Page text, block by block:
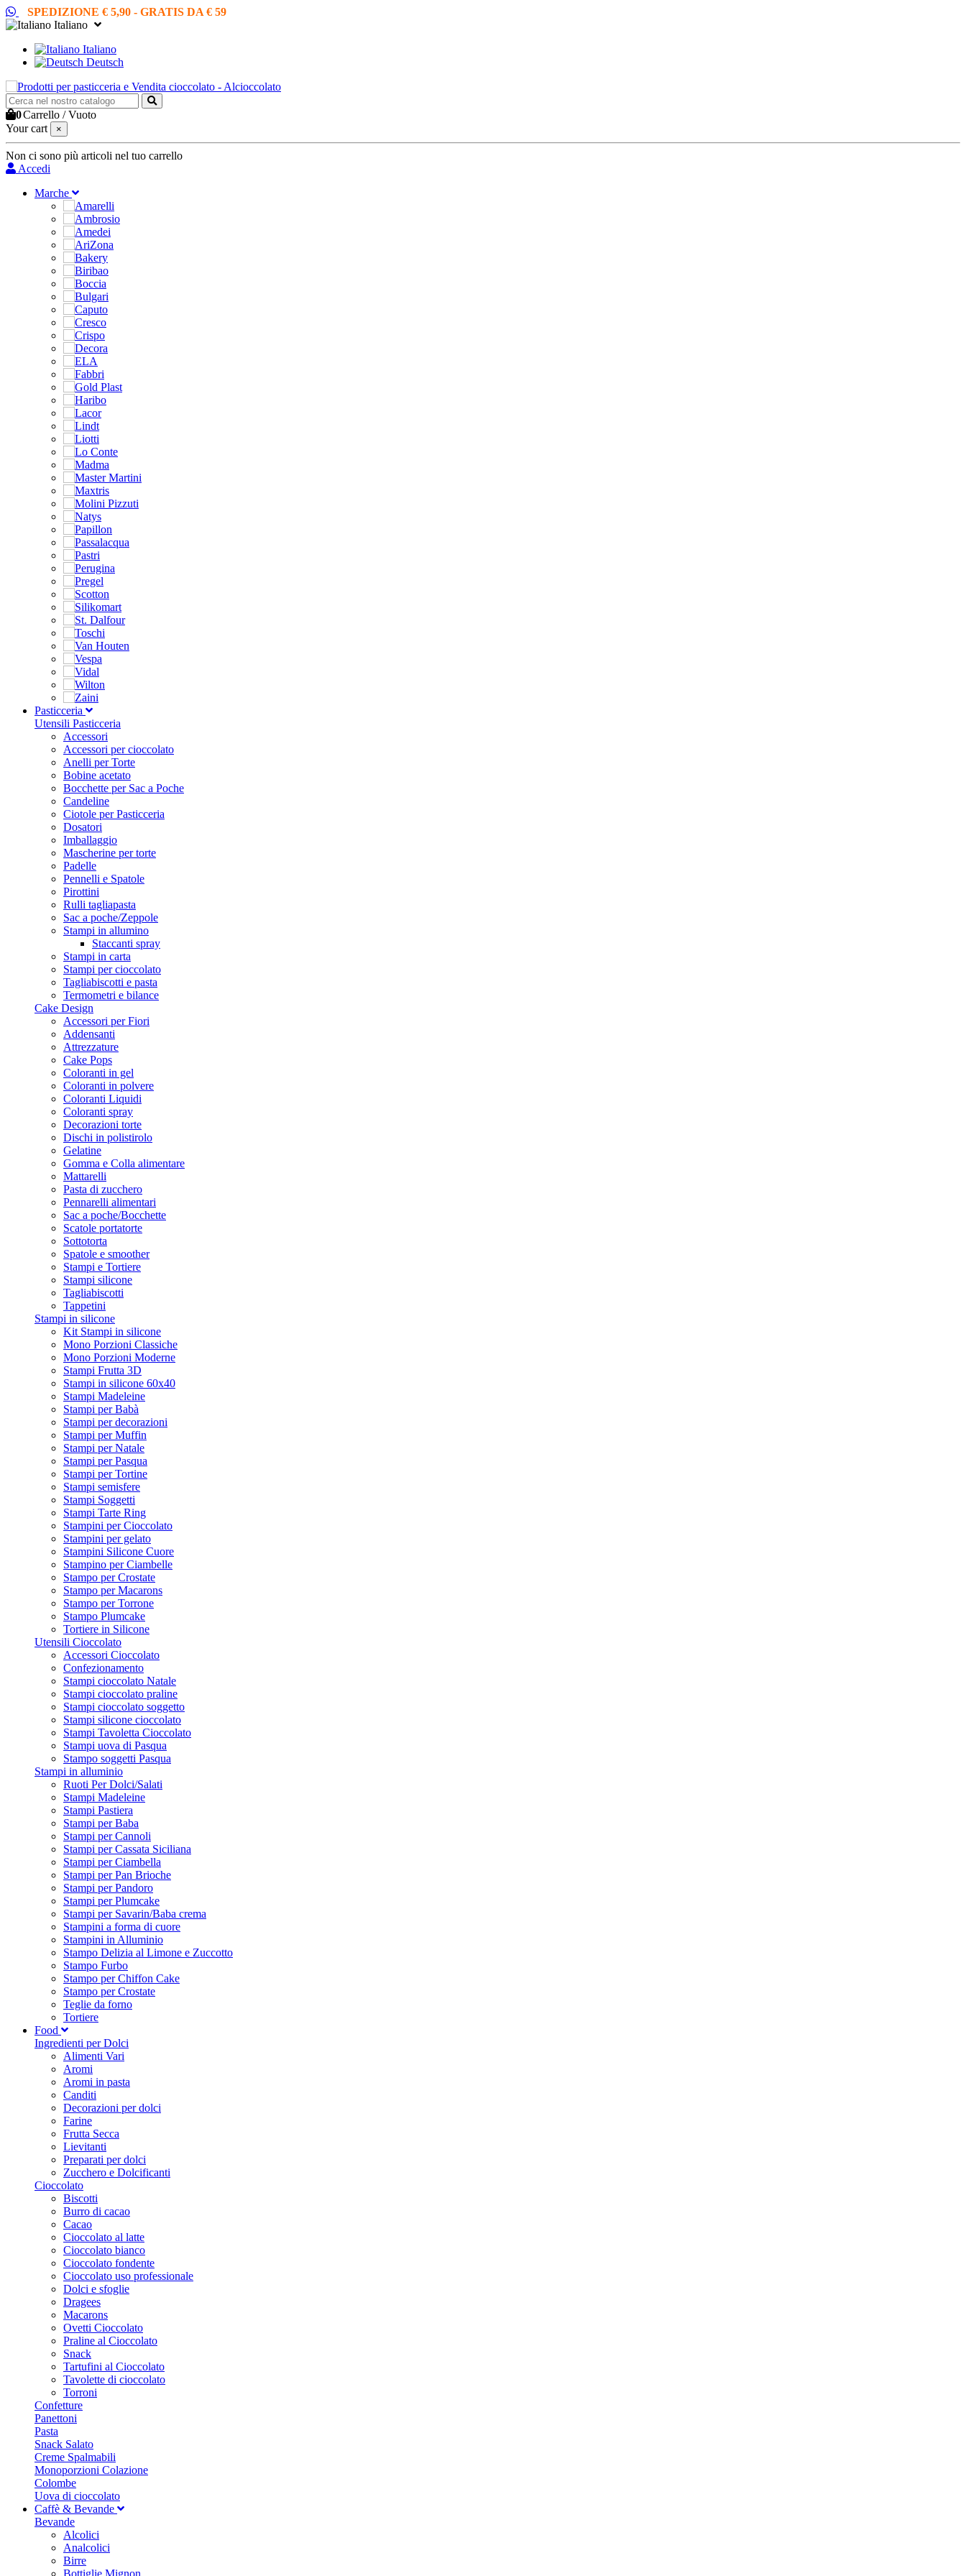
SPEDIZIONE € 5,90 - GRATIS DA € 59
Italiano
Italiano
Deutsch
0Carrello /Vuoto
Your cart
×
Non ci sono più articoli nel tuo carrello
Accedi
Marche
Pasticceria
Utensili Pasticceria
Accessori
Accessori per cioccolato
Anelli per Torte
Bobine acetato
Bocchette per Sac a Poche
Candeline
Ciotole per Pasticceria
Dosatori
Imballaggio
Mascherine per torte
Padelle
Pennelli e Spatole
Pirottini
Rulli tagliapasta
Sac a poche/Zeppole
Stampi in allumino
Staccanti spray
Stampi in carta
Stampi per cioccolato
Tagliabiscotti e pasta
Termometri e bilance
Cake Design
Accessori per Fiori
Addensanti
Attrezzature
Cake Pops
Coloranti in gel
Coloranti in polvere
Coloranti Liquidi
Coloranti spray
Decorazioni torte
Dischi in polistirolo
Gelatine
Gomma e Colla alimentare
Mattarelli
Pasta di zucchero
Pennarelli alimentari
Sac a poche/Bocchette
Scatole portatorte
Sottotorta
Spatole e smoother
Stampi e Tortiere
Stampi silicone
Tagliabiscotti
Tappetini
Stampi in silicone
Kit Stampi in silicone
Mono Porzioni Classiche
Mono Porzioni Moderne
Stampi Frutta 3D
Stampi in silicone 60x40
Stampi Madeleine
Stampi per Babà
Stampi per decorazioni
Stampi per Muffin
Stampi per Natale
Stampi per Pasqua
Stampi per Tortine
Stampi semisfere
Stampi Soggetti
Stampi Tarte Ring
Stampini per Cioccolato
Stampini per gelato
Stampini Silicone Cuore
Stampino per Ciambelle
Stampo per Crostate
Stampo per Macarons
Stampo per Torrone
Stampo Plumcake
Tortiere in Silicone
Utensili Cioccolato
Accessori Cioccolato
Confezionamento
Stampi cioccolato Natale
Stampi cioccolato praline
Stampi cioccolato soggetto
Stampi silicone cioccolato
Stampi Tavoletta Cioccolato
Stampi uova di Pasqua
Stampo soggetti Pasqua
Stampi in alluminio
Ruoti Per Dolci/Salati
Stampi Madeleine
Stampi Pastiera
Stampi per Baba
Stampi per Cannoli
Stampi per Cassata Siciliana
Stampi per Ciambella
Stampi per Pan Brioche
Stampi per Pandoro
Stampi per Plumcake
Stampi per Savarin/Baba crema
Stampini a forma di cuore
Stampini in Alluminio
Stampo Delizia al Limone e Zuccotto
Stampo Furbo
Stampo per Chiffon Cake
Stampo per Crostate
Teglie da forno
Tortiere
Food
Ingredienti per Dolci
Alimenti Vari
Aromi
Aromi in pasta
Canditi
Decorazioni per dolci
Farine
Frutta Secca
Lievitanti
Preparati per dolci
Zucchero e Dolcificanti
Cioccolato
Biscotti
Burro di cacao
Cacao
Cioccolato al latte
Cioccolato bianco
Cioccolato fondente
Cioccolato uso professionale
Dolci e sfoglie
Dragees
Macarons
Ovetti Cioccolato
Praline al Cioccolato
Snack
Tartufini al Cioccolato
Tavolette di cioccolato
Torroni
Confetture
Panettoni
Pasta
Snack Salato
Creme Spalmabili
Monoporzioni Colazione
Colombe
Uova di cioccolato
Caffè & Bevande
Bevande
Alcolici
Analcolici
Birre
Bottiglie Mignon